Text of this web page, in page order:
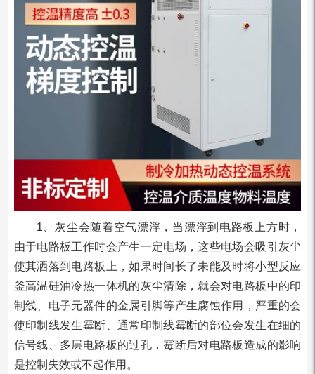
1、灰尘会随着空气漂浮，当漂浮到电路板上方时，
由于电路板工作时会产生一定电场，这些电场会吸引灰尘
使其洒落到电路板上，如果时间长了未能及时将小型反应
釜高温硅油冷热一体机的灰尘清除，就会对电路板中的印
制线、电子元器件的金属引脚等产生腐蚀作用，严重的会
使印制线发生霉断、通常印制线霉断的部位会发生在细的
信号线、多层电路板的过孔，霉断后对电路板造成的影响
是控制失效或不起作用。